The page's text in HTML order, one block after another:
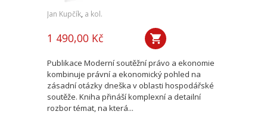
Jan Kupčík, a kol.
1 490,00 Kč
Publikace Moderní soutěžní právo a ekonomie
kombinuje právní a ekonomický pohled na
zásadní otázky dneška v oblasti hospodářské
soutěže. Kniha přináší komplexní a detailní
rozbor témat, na která...